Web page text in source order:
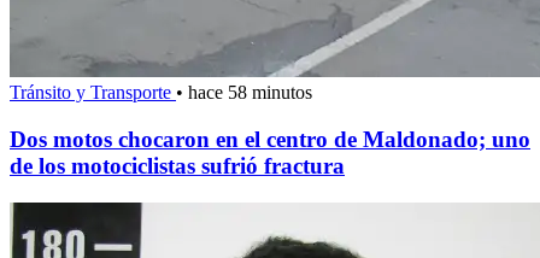
Tránsito y Transporte • hace 58 minutos
Dos motos chocaron en el centro de Maldonado; uno
de los motociclistas sufrió fractura